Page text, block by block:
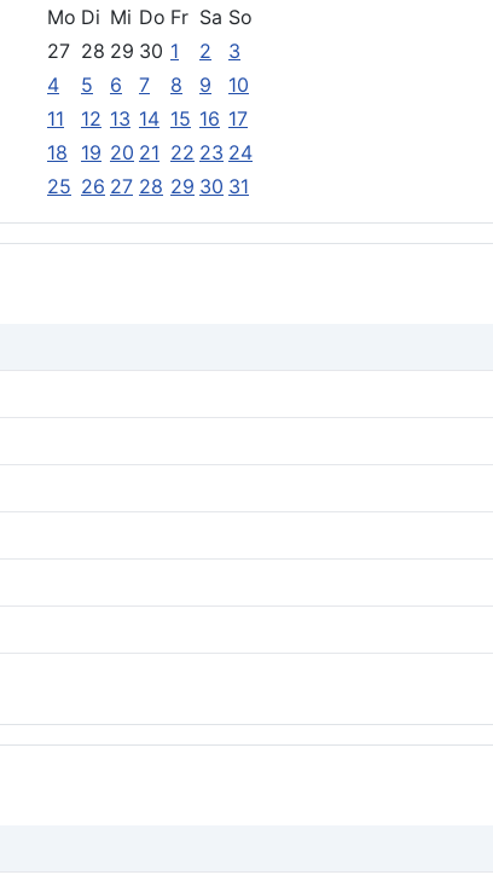
Mo Di Mi Do Fr Sa So
27 28 29 30 1 2
3
4
5 6 7 8 9
10
11
12 13 14 15 16 17
18
19 20 21 22 23 24
25 26 27 28 29 30 31